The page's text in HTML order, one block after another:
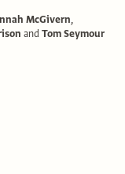
McGivern,
andTom Seymour